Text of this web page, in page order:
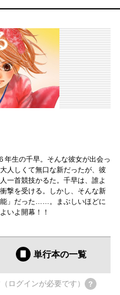
年生の千早。そんな彼女が出会っ
人しくて無口な新だったが、彼
一首競技かるた。千早は、誰よ
撃を受ける。しかし、そんな新
」だった……。まぶしいほどに
いよ開幕！！
単行本の一覧
ログインが必要です）